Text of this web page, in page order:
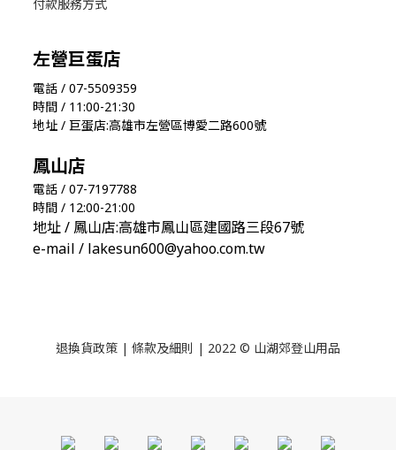
付款服務方式
左營巨蛋店
電話 / 07-5509359
時間 / 11:00-21:30
地址 / 巨蛋店:高雄市左營區博愛二路600號
鳳山店
電話 / 07-7197788
時間 / 12:00-21:00
地址 / 鳳山店:高雄市鳳山區建國路三段67號
e-mail / lakesun600@yahoo.com.tw
退換貨政策 | 條款及細則 | 2022 © 山湖郊登山用品